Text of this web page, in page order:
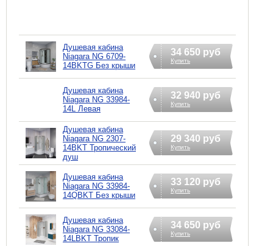
Душевая кабина
Niagara NG 6709-
14BKTG Без крыши
34 650 руб
Купить
Душевая кабина
Niagara NG 33984-
14L Левая
32 940 руб
Купить
Душевая кабина
Niagara NG 2307-
14BKT Тропический
душ
29 340 руб
Купить
Душевая кабина
Niagara NG 33984-
14QBKT Без крыши
33 120 руб
Купить
Душевая кабина
Niagara NG 33084-
14LBKT Тропик
34 650 руб
Купить